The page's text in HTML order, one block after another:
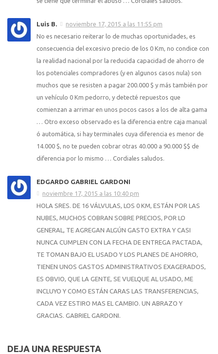
Luis B.
noviembre 17, 2015 a las 11:55 pm
No es necesario reiterar lo de muchas oportunidades, es
consecuencia del excesivo precio de los 0 Km, no condice con
la realidad nacional por la reducida capacidad de ahorro de
los potenciales compradores (y en algunos casos nula) son
muchos que se resisten a pagar 200.000 $ y más también por
un vehículo 0 Km pedorro, y detecté repuestos que
comienzan a arrimar en unos pocos casos a los de alta gama
… Otro exceso observado es la diferencia entre caja manual
ó automática, si hay terminales cuya diferencia es menor de
14.000 $, no te pueden cobrar otras 40.000 a 90.000 $$ de
diferencia por lo mismo … Cordiales saludos.
EDGARDO GABRIEL GARDONI
noviembre 17, 2015 a las 10:40 pm
HOLA SRES. DE 16 VÁLVULAS, LOS 0 KM, ESTÁN POR LAS
NUBES, MUCHOS COBRAN SOBRE PRECIOS, POR LO
GENERAL, TE AGREGAN ALGÚN GASTO EXTRA Y CASI
NUNCA CUMPLEN CON LA FECHA DE ENTREGA PACTADA,
TE TOMAN BAJO EL USADO Y LOS PLANES DE AHORRO,
TIENEN UNOS GASTOS ADMINISTRATIVOS EXAGERADOS,
ES OBVIO, QUE LA GENTE, SE VUELQUE AL USADO, ME
INCLUYO Y COMO ESTÁN CARAS LAS TRANSFERENCIAS,
CADA VEZ ESTIRO MAS EL CAMBIO. UN ABRAZO Y
GRACIAS. GABRIEL GARDONI.
DEJA UNA RESPUESTA